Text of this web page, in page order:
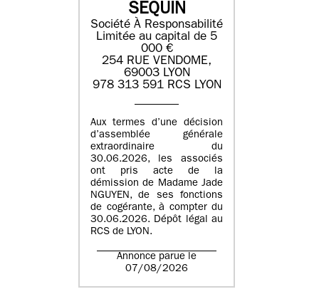
SEQUIN
Société À Responsabilité
Limitée au capital de 5
000 €
254 RUE VENDOME,
69003 LYON
978 313 591 RCS LYON
Aux termes d’une décision
d’assemblée générale
extraordinaire du
30.06.2026, les associés
ont pris acte de la
démission de Madame Jade
NGUYEN, de ses fonctions
de cogérante, à compter du
30.06.2026. Dépôt légal au
RCS de LYON.
Annonce parue le
07/08/2026